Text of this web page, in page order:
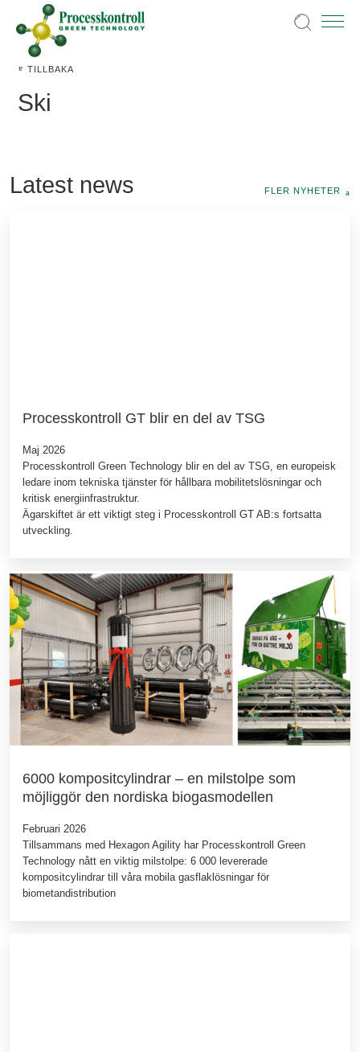
TILLBAKA
Ski
Latest news FLER NYHETER
Processkontroll GT blir en del av TSG
Maj 2026
Processkontroll Green Technology blir en del av TSG, en europeisk
ledare inom tekniska tjänster för hållbara mobilitetslösningar och
kritisk energiinfrastruktur.
Ägarskiftet är ett viktigt steg i Processkontroll GT AB:s fortsatta
utveckling.
6000 kompositcylindrar – en milstolpe som
möjliggör den nordiska biogasmodellen
Februari 2026
Tillsammans med Hexagon Agility har Processkontroll Green
Technology nått en viktig milstolpe: 6 000 levererade
kompositcylindrar till våra mobila gasflaklösningar för
biometandistribution